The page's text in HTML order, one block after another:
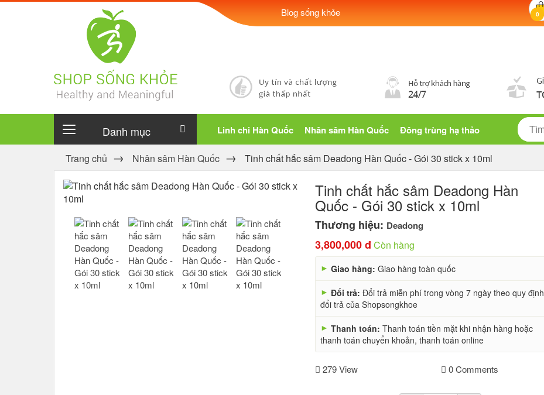
0
Blog sống khỏe
Danh mục Linh chi Hàn Quốc Nhân sâm Hàn Quốc Đông trùng hạ thảo
Trang chủ Nhân sâm Hàn Quốc Tinh chất hắc sâm Deadong Hàn Quốc - Gói 30 stick x 10ml
Tinh chất hắc sâm Deadong Hàn
Quốc - Gói 30 stick x 10ml
Thương hiệu: Deadong
3,800,000 đCòn hàng
► Giao hàng:Giao hàng toàn quốc
► Đổi trả:Đổi trả miễn phí trong vòng 7 ngày theo quy định
đổi trả của Shopsongkhoe
► Thanh toán:Thanh toán tiền mặt khi nhận hàng hoặc
thanh toán chuyển khoản, thanh toán online
279 View 0 Comments